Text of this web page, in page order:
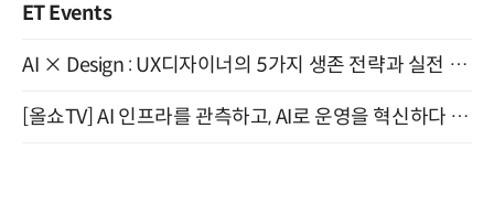
ET Events
AI × Design : UX디자이너의 5가지 생존 전략과 실전 대응 8월 28일 개최
[올쇼TV] AI 인프라를 관측하고, AI로 운영을 혁신하다 (8월 11일 생방송)